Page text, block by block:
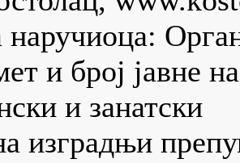
и број јавне
и занатски
изградњи